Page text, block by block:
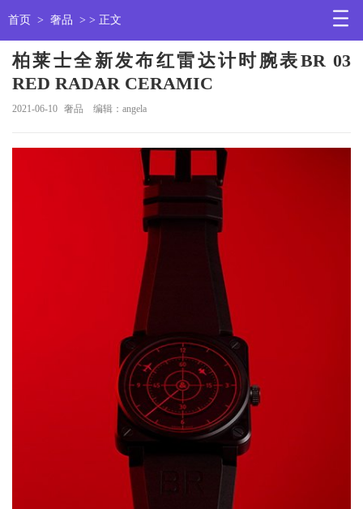
首页 > 奢品 > > 正文
柏莱士全新发布红雷达计时腕表BR 03
RED RADAR CERAMIC
2021-06-10 奢品 编辑：angela